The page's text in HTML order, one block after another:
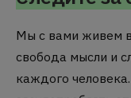
Мы с вами живем
свобода мысли и
каждого человека.